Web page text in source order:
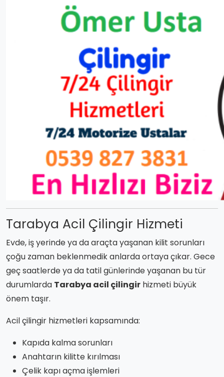
Tarabya Acil Çilingir Hizmeti
Evde, iş yerinde ya da araçta yaşanan kilit sorunları
çoğu zaman beklenmedik anlarda ortaya çıkar. Gece
geç saatlerde ya da tatil günlerinde yaşanan bu tür
durumlarda Tarabya acil çilingir hizmeti büyük
önem taşır.
Acil çilingir hizmetleri kapsamında:
Kapıda kalma sorunları
Anahtarın kilitte kırılması
Çelik kapı açma işlemleri